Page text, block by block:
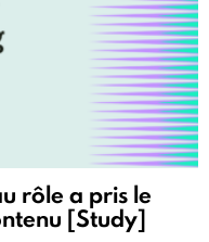
rôle a pris le
[Study]